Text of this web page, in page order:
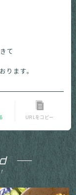
て
ます。
URLをコピー